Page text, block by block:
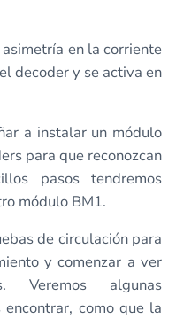
en la corriente
decoder y se activa en
a instalar un módulo
para que reconozcan
pasos tendremos
módulo BM1.
de circulación para
y comenzar a ver
Veremos algunas
como que la